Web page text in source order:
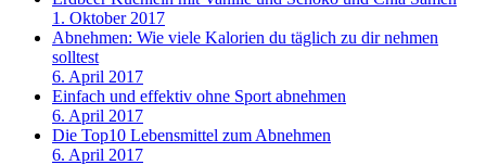
1. Oktober 2017
Abnehmen: Wie viele Kalorien du täglich zu dir nehmen
solltest
6. April 2017
Einfach und effektiv ohne Sport abnehmen
6. April 2017
Die Top10 Lebensmittel zum Abnehmen
6. April 2017